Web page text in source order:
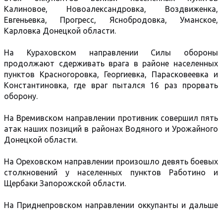
Калиновое, Новоалександровка, Воздвиженка,
Евгеньевка, Прогресс, Яснобродовка, Уманское,
Карловка Донецкой области.
На Кураховском направлении Силы обороны
продолжают сдерживать врага в районе населенных
пунктов Красногоровка, Георгиевка, Парасковеевка и
Константиновка, где враг пытался 16 раз прорвать
оборону.
На Времивском направлении противник совершил пять
атак наших позиций в районах Водяного и Урожайного
Донецкой области.
На Ореховском направлении произошло девять боевых
столкновений у населенных пунктов Работино и
Щербаки Запорожской области.
На Приднепровском направлении оккупанты и дальше